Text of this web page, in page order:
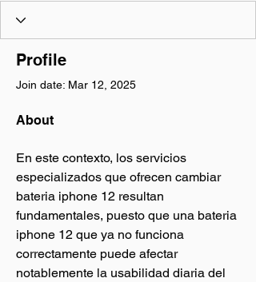
Profile
Join date: Mar 12, 2025
About
En este contexto, los servicios
especializados que ofrecen cambiar
bateria iphone 12 resultan
fundamentales, puesto que una bateria
iphone 12 que ya no funciona
correctamente puede afectar
notablemente la usabilidad diaria del